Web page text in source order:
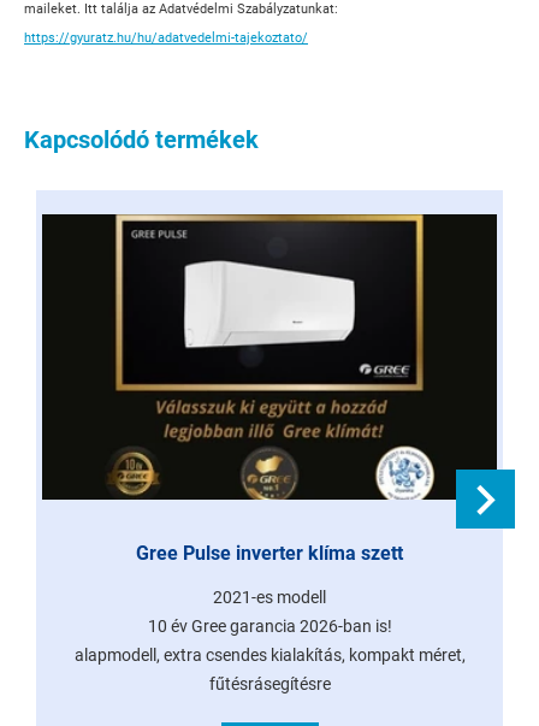
maileket. Itt találja az Adatvédelmi Szabályzatunkat:
https://gyuratz.hu/hu/adatvedelmi-tajekoztato/
Kapcsolódó termékek
Gree Pulse inverter klíma szett
2021-es modell
10 év Gree garancia 2026-ban is!
alapmodell, extra csendes kialakítás, kompakt méret,
fűtésrásegítésre